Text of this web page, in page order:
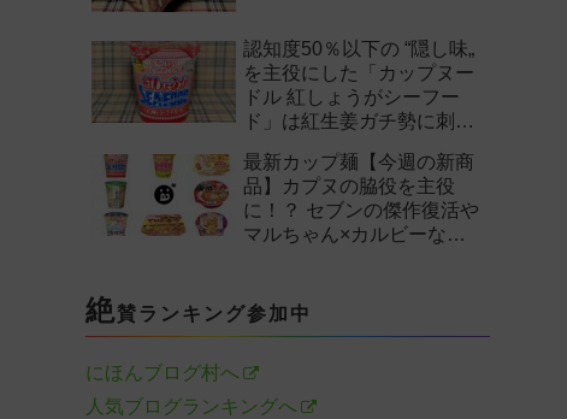
認知度50％以下の “隠し味„
を主役にした「カップヌー
ドル 紅しょうがシーフー
ド」は紅生姜ガチ勢に刺さ
最新カップ麺【今週の新商
品】カプヌの脇役を主役
に！？ セブンの傑作復活や
マルちゃん×カルビーなど
絶賛ランキング参加中
にほんブログ村へ
人気ブログランキングへ